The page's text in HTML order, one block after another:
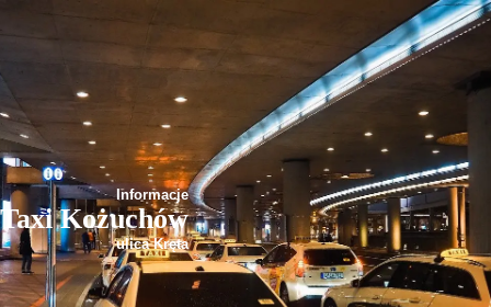
Informacje
Taxi Kożuchów
ulica Kręta